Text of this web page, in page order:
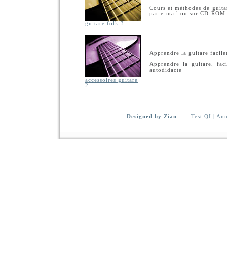
guitare folk 3
Cours et méthodes de
par e-mail ou sur CD-
accessoires guitare
2
Apprendre la guitare
Apprendre la guitare,
autodidacte
Designed by Zian Test QI